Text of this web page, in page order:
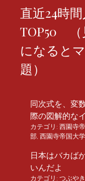
直近24時
TOP50 （
になると
題）
同次式を、変
際の図解的な
カテゴリ: 西園寺
部, 西園寺帝国大
日本はバカば
いんだよ
カテゴリ: つぶやき